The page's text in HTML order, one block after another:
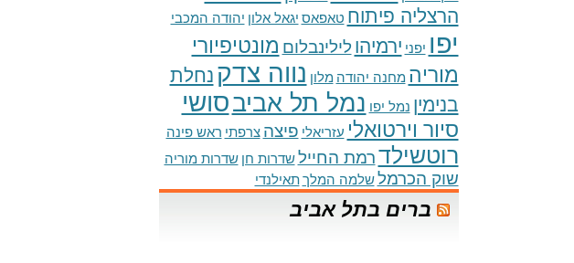
הרצליה פיתוח טאפאס יגאל אלון יהודה המכבי
יפו יפני ירמיהו לילינבלום מונטיפיורי
מוריה מחנה יהודה מלון נווה צדק נחלת
בנימין נמל יפו נמל תל אביבסושי
סיור וירטואלי עזריאלי פיצה צרפתי ראש פינה
רוטשילדרמת החייל שדרות חן שדרות מוריה
שוק הכרמל שלמה המלך תאילנדי
ברים בתל אביב